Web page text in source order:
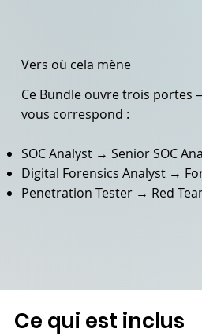
Vers où cela mène
Ce Bundle ouvre trois portes
vous correspond :
SOC Analyst → Senior SOC
Digital Forensics Analyst →
Penetration Tester → Red
Ce qui est inclus